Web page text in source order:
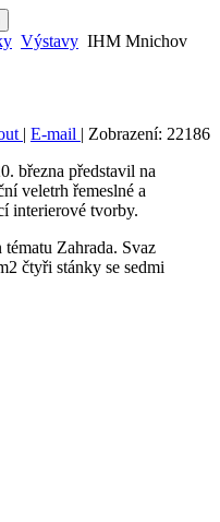
Výstavy IHM Mnichov
| E-mail | Zobrazení: 22186
března představil na
veletrh řemeslné a
interierové tvorby.
Zahrada. Svaz
čtyři stánky se sedmi